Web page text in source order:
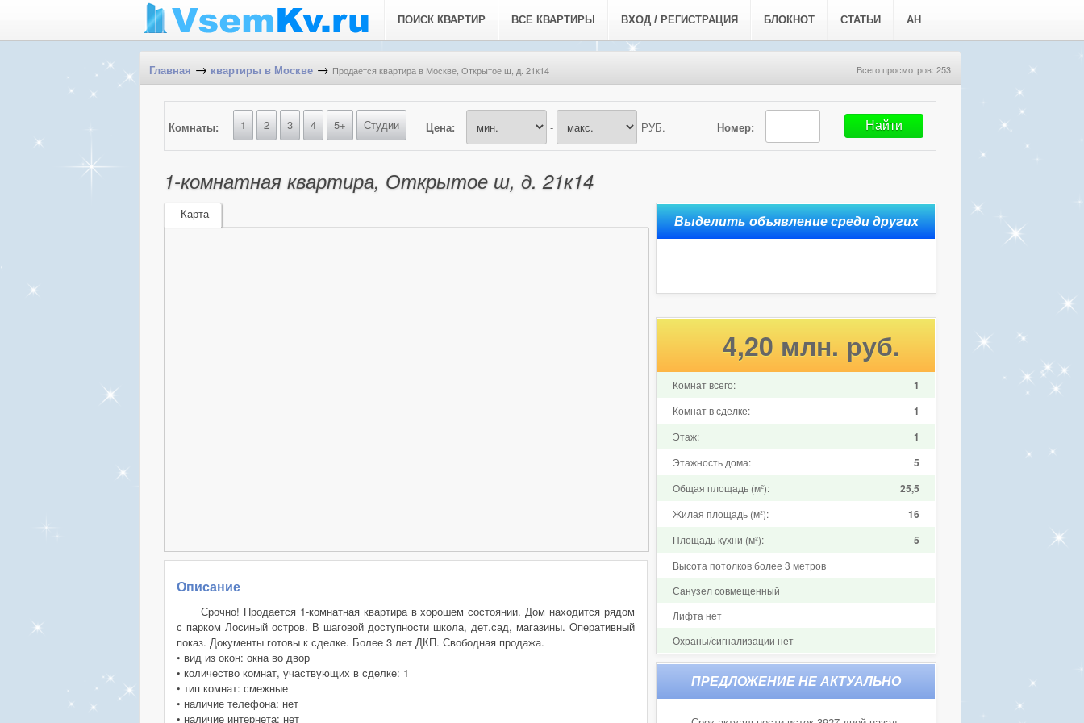
ПОИСК КВАРТИР ВСЕ КВАРТИРЫ ВХОД / РЕГИСТРАЦИЯ БЛОКНОТ СТАТЬИ АН
Главная → квартиры в Москве → Продается квартира в Москве, Открытое ш, д. 21к14 Всего просмотров: 253
Номер:
Комнаты: 1 2 3 4 5+ Студии Цена: - РУБ.
1-комнатная квартира, Открытое ш, д. 21к14
Карта
Описание
Срочно! Продается 1-комнатная квартира в хорошем состоянии. Дом находится рядом
с парком Лосиный остров. В шаговой доступности школа, дет.сад, магазины. Оперативный
показ. Документы готовы к сделке. Более 3 лет ДКП. Свободная продажа.
• вид из окон: окна во двор
• количество комнат, участвующих в сделке: 1
• тип комнат: смежные
• наличие телефона: нет
• наличие интернета: нет
4,20 млн. руб.
Комнат всего: 1
Комнат в сделке: 1
Этаж: 1
Этажность дома: 5
Общая площадь (м²): 25,5
Жилая площадь (м²): 16
Площадь кухни (м²): 5
Высота потолков более 3 метров
Санузел совмещенный
Лифта нет
Охраны/сигнализации нет